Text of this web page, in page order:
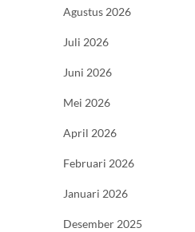
Agustus 2026
Juli 2026
Juni 2026
Mei 2026
April 2026
Februari 2026
Januari 2026
Desember 2025